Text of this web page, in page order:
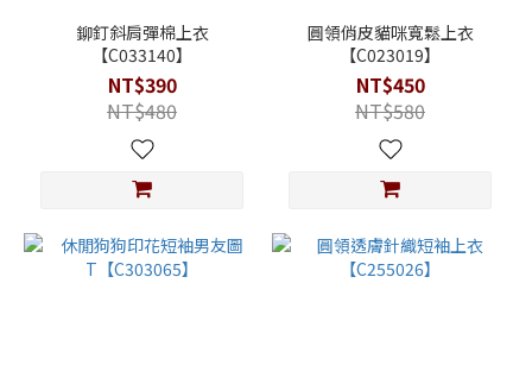
鉚釘斜肩彈棉上衣
【C033140】
NT$390
NT$480
圓領俏皮貓咪寬鬆上衣
【C023019】
NT$450
NT$580